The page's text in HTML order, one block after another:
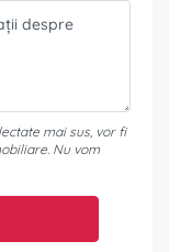
mai sus, vor fi
Nu vom